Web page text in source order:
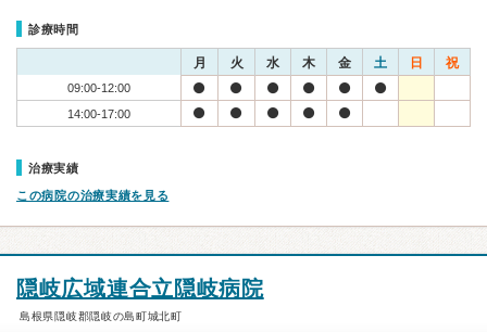
診療時間
月 火 水 木 金 土 日 祝
09:00-12:00
14:00-17:00
治療実績
この病院の治療実績を見る
隠岐広域連合立隠岐病院
島根県隠岐郡隠岐の島町城北町